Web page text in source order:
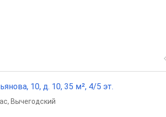
10, д. 10, 35 м², 4/5 эт.
, Вычегодский